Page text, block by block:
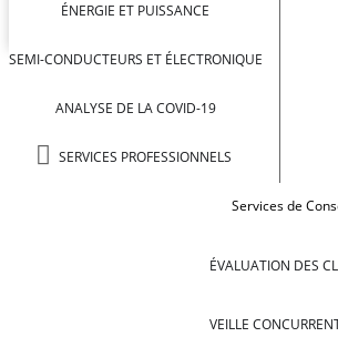
ÉNERGIE ET PUISSANCE
SEMI-CONDUCTEURS ET ÉLECTRONIQUE
ANALYSE DE LA COVID-19
SERVICES PROFESSIONNELS
Services de
ÉVALUATION DES
VEILLE